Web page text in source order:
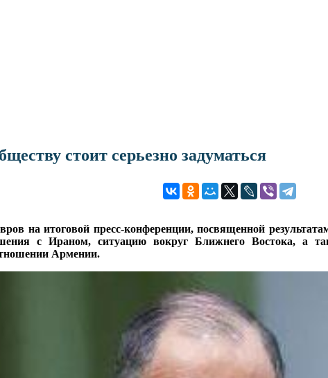
стоит серьезно задуматься
на итоговой пресс-конференции, посвященной
с Ираном, ситуацию вокруг Ближнего Востока, а
Армении.